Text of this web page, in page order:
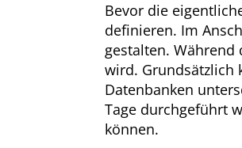
Bevor die
definieren. Im
gestalten. Während
wird. Grundsätzlich
Datenbanken
Tage durchgeführt
können.